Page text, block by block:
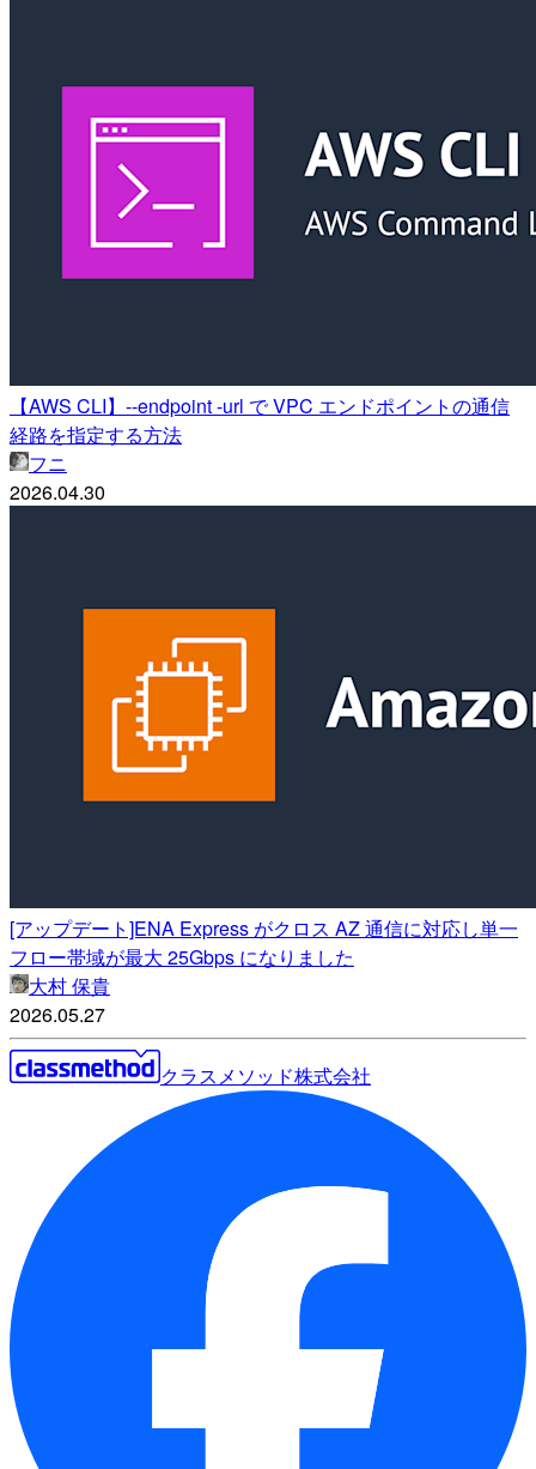
【AWS CLI】--endpoint -url で VPC エンドポイントの通信
経路を指定する方法
フニ
2026.04.30
[アップデート]ENA Express がクロス AZ 通信に対応し単一
フロー帯域が最大 25Gbps になりました
大村 保貴
2026.05.27
クラスメソッド株式会社